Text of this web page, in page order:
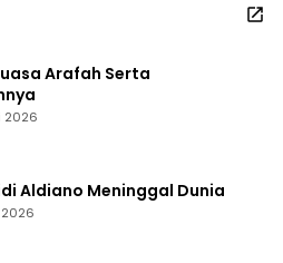
Arafah Serta
2026
Aldiano Meninggal Dunia